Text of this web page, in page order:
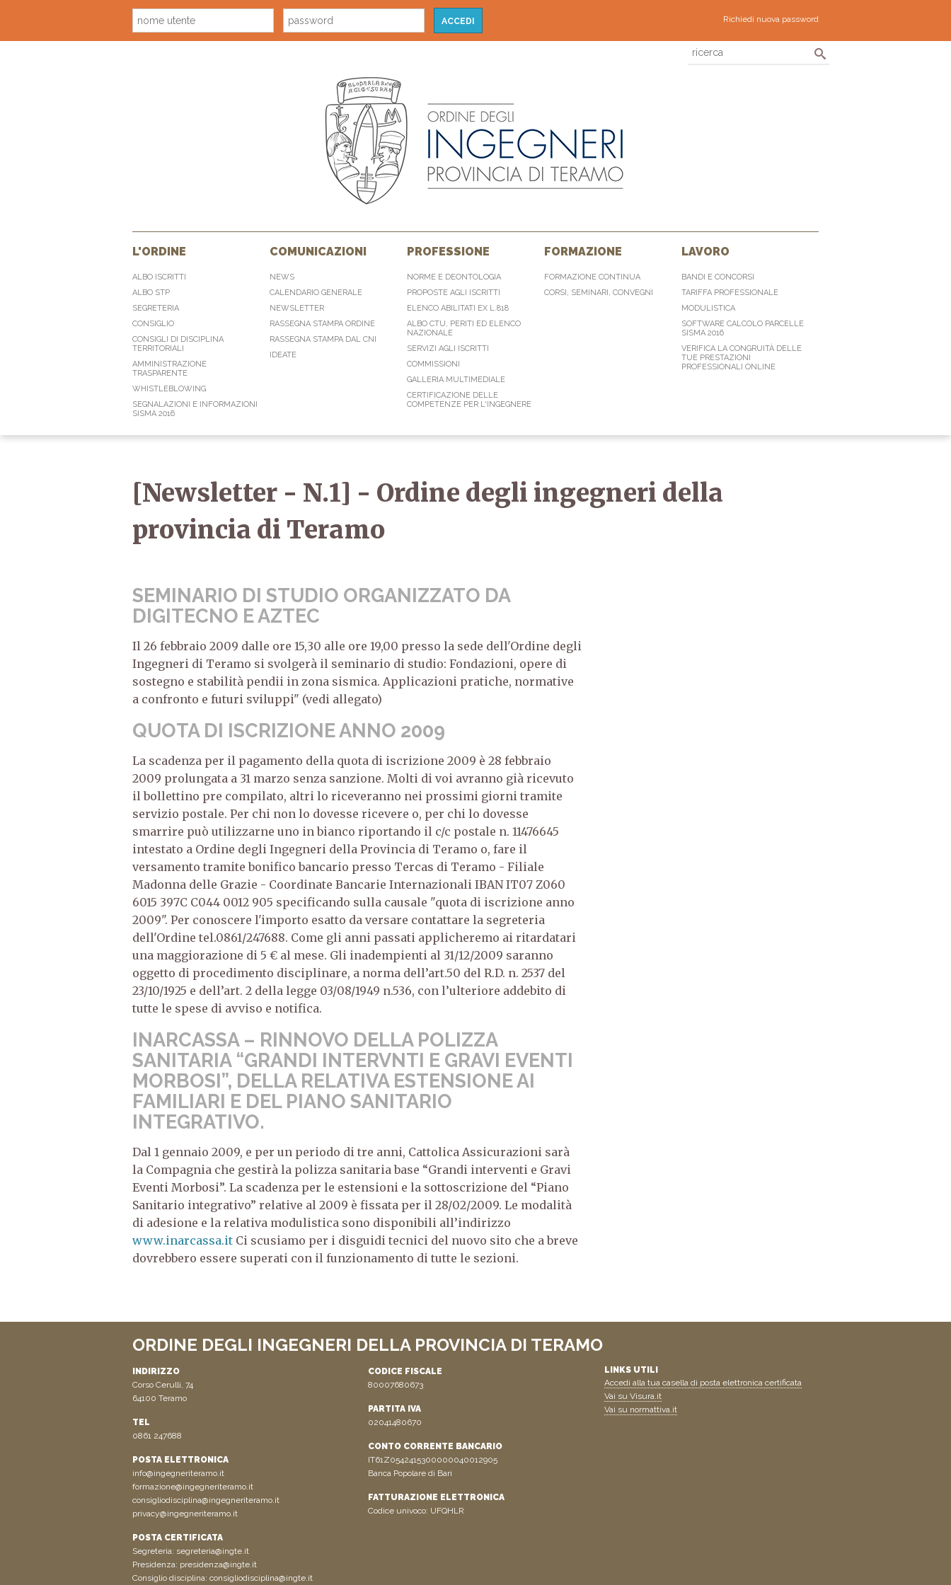
Richiedi nuova password
L'ORDINE
ALBO ISCRITTI
ALBO STP
SEGRETERIA
CONSIGLIO
CONSIGLI DI DISCIPLINA
TERRITORIALI
AMMINISTRAZIONE
TRASPARENTE
WHISTLEBLOWING
SEGNALAZIONI E INFORMAZIONI
SISMA 2016
COMUNICAZIONI
NEWS
CALENDARIO GENERALE
NEWSLETTER
RASSEGNA STAMPA ORDINE
RASSEGNA STAMPA DAL CNI
IDEATE
PROFESSIONE
NORME E DEONTOLOGIA
PROPOSTE AGLI ISCRITTI
ELENCO ABILITATI EX L.818
ALBO CTU, PERITI ED ELENCO
NAZIONALE
SERVIZI AGLI ISCRITTI
COMMISSIONI
GALLERIA MULTIMEDIALE
CERTIFICAZIONE DELLE
COMPETENZE PER L'INGEGNERE
FORMAZIONE
FORMAZIONE CONTINUA
CORSI, SEMINARI, CONVEGNI
LAVORO
BANDI E CONCORSI
TARIFFA PROFESSIONALE
MODULISTICA
SOFTWARE CALCOLO PARCELLE
SISMA 2016
VERIFICA LA CONGRUITÀ DELLE
TUE PRESTAZIONI
PROFESSIONALI ONLINE
[Newsletter - N.1] - Ordine degli ingegneri della
provincia di Teramo
SEMINARIO DI STUDIO ORGANIZZATO DA
DIGITECNO E AZTEC
Il 26 febbraio 2009 dalle ore 15,30 alle ore 19,00 presso la sede dell'Ordine degli
Ingegneri di Teramo si svolgerà il seminario di studio: Fondazioni, opere di
sostegno e stabilità pendii in zona sismica. Applicazioni pratiche, normative
a confronto e futuri sviluppi" (vedi allegato)
QUOTA DI ISCRIZIONE ANNO 2009
La scadenza per il pagamento della quota di iscrizione 2009 è 28 febbraio
2009 prolungata a 31 marzo senza sanzione. Molti di voi avranno già ricevuto
il bollettino pre compilato, altri lo riceveranno nei prossimi giorni tramite
servizio postale. Per chi non lo dovesse ricevere o, per chi lo dovesse
smarrire può utilizzarne uno in bianco riportando il c/c postale n. 11476645
intestato a Ordine degli Ingegneri della Provincia di Teramo o, fare il
versamento tramite bonifico bancario presso Tercas di Teramo - Filiale
Madonna delle Grazie - Coordinate Bancarie Internazionali IBAN IT07 Z060
6015 397C C044 0012 905 specificando sulla causale "quota di iscrizione anno
2009". Per conoscere l'importo esatto da versare contattare la segreteria
dell'Ordine tel.0861/247688. Come gli anni passati applicheremo ai ritardatari
una maggiorazione di 5 € al mese. Gli inadempienti al 31/12/2009 saranno
oggetto di procedimento disciplinare, a norma dell’art.50 del R.D. n. 2537 del
23/10/1925 e dell’art. 2 della legge 03/08/1949 n.536, con l’ulteriore addebito di
tutte le spese di avviso e notifica.
INARCASSA – RINNOVO DELLA POLIZZA
SANITARIA “GRANDI INTERVNTI E GRAVI EVENTI
MORBOSI”, DELLA RELATIVA ESTENSIONE AI
FAMILIARI E DEL PIANO SANITARIO
INTEGRATIVO.
Dal 1 gennaio 2009, e per un periodo di tre anni, Cattolica Assicurazioni sarà
la Compagnia che gestirà la polizza sanitaria base “Grandi interventi e Gravi
Eventi Morbosi”. La scadenza per le estensioni e la sottoscrizione del “Piano
Sanitario integrativo” relative al 2009 è fissata per il 28/02/2009. Le modalità
di adesione e la relativa modulistica sono disponibili all’indirizzo
www.inarcassa.it Ci scusiamo per i disguidi tecnici del nuovo sito che a breve
dovrebbero essere superati con il funzionamento di tutte le sezioni.
ORDINE DEGLI INGEGNERI DELLA PROVINCIA DI TERAMO
INDIRIZZO
Corso Cerulli, 74
64100 Teramo
TEL
0861 247688
POSTA ELETTRONICA
info@ingegneriteramo.it
formazione@ingegneriteramo.it
consigliodisciplina@ingegneriteramo.it
privacy@ingegneriteramo.it
POSTA CERTIFICATA
Segreteria: segreteria@ingte.it
Presidenza: presidenza@ingte.it
Consiglio disciplina: consigliodisciplina@ingte.it
CODICE FISCALE
80007680673
PARTITA IVA
02041480670
CONTO CORRENTE BANCARIO
IT61Z0542415300000040012905
Banca Popolare di Bari
FATTURAZIONE ELETTRONICA
Codice univoco: UFQHLR
LINKS UTILI
Accedi alla tua casella di posta elettronica certificata
Vai su Visura.it
Vai su normattiva.it